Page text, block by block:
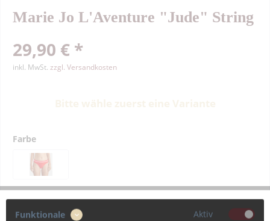
Marie Jo L'Aventure "Jude" String
29,90 € *
inkl. MwSt. zzgl. Versandkosten
Farbe
Größe
Funktionale Aktiv